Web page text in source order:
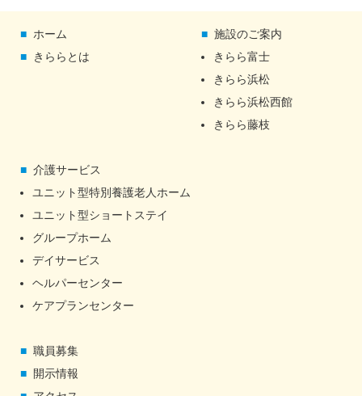
ホーム
きららとは
施設のご案内
きらら富士
きらら浜松
きらら浜松西館
きらら藤枝
介護サービス
ユニット型特別養護老人ホーム
ユニット型ショートステイ
グループホーム
デイサービス
ヘルパーセンター
ケアプランセンター
職員募集
開示情報